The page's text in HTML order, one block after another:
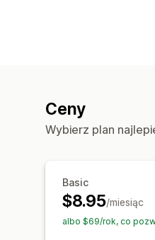
Ceny
Wybierz plan
Basic
$8.95/miesiąc
albo $69/rok, co